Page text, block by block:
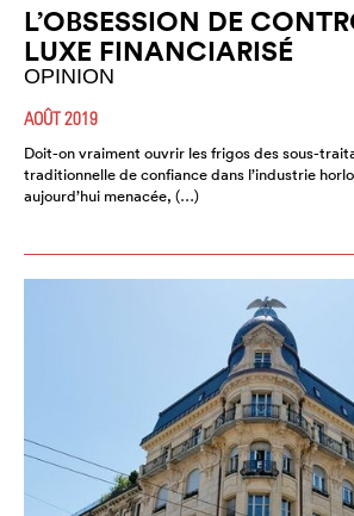
L’OBSESSION DE
LUXE FINANCIARISÉ
OPINION
AOÛT 2019
Doit-on vraiment ouvrir les frigos des sous-
traditionnelle de confiance dans l’industrie
aujourd’hui menacée, (…)